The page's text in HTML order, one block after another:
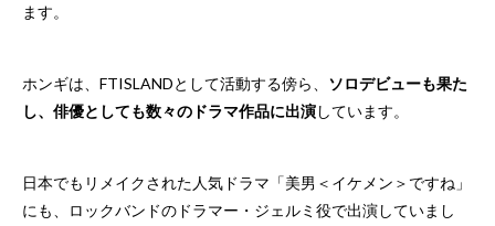
ます。
ホンギは、FTISLANDとして活動する傍ら、 ソロデビューも果た
し、俳優としても数々のドラマ作品に出演しています。
日本でもリメイクされた人気ドラマ「美男＜イケメン＞ですね」
にも、ロックバンドのドラマー・ジェルミ役で出演していまし